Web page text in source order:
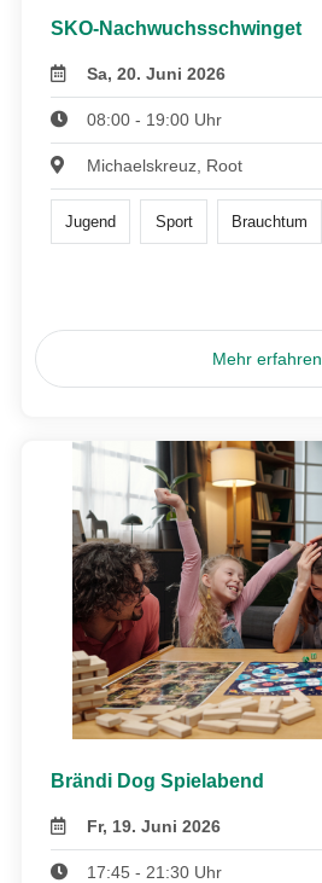
SKO-Nachwuchsschwinget
Sa, 20. Juni 2026
08:00 - 19:00 Uhr
Michaelskreuz, Root
Jugend Sport Brauchtum
Mehr erfahren
Brändi Dog Spielabend
Fr, 19. Juni 2026
17:45 - 21:30 Uhr